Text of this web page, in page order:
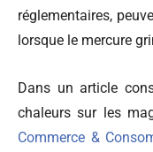
réglementaires,
lorsque le mercure
Dans un article
chaleurs sur les
Commerce &